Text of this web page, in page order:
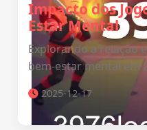
Impacto dos
Estar Mental
Explorando a relação
bem-estar mental em
2025-12-17